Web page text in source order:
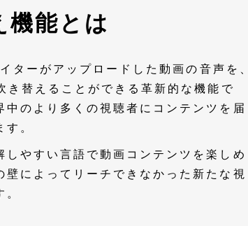
能とは
ーがアップロードした動画の音声を、
替えることができる革新的な機能で
のより多くの視聴者にコンテンツを届
。
やすい言語で動画コンテンツを楽しめ
によってリーチできなかった新たな視